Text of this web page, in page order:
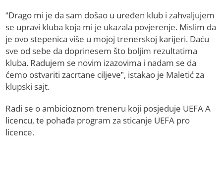
“Drago mi je da sam došao u uređen klub i zahvaljujem
se upravi kluba koja mi je ukazala povjerenje. Mislim da
je ovo stepenica više u mojoj trenerskoj karijeri. Daću
sve od sebe da doprinesem što boljim rezultatima
kluba. Radujem se novim izazovima i nadam se da
ćemo ostvariti zacrtane ciljeve”, istakao je Maletić za
klupski sajt.
Radi se o ambicioznom treneru koji posjeduje UEFA A
licencu, te pohađa program za sticanje UEFA pro
licence.